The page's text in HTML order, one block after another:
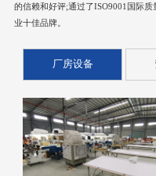
的信赖和好评;通过了ISO9001国际
业十佳品牌。
厂房设备